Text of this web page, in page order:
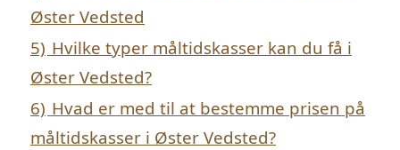
Øster Vedsted
5) Hvilke typer måltidskasser kan du få i
Øster Vedsted?
6) Hvad er med til at bestemme prisen på
måltidskasser i Øster Vedsted?